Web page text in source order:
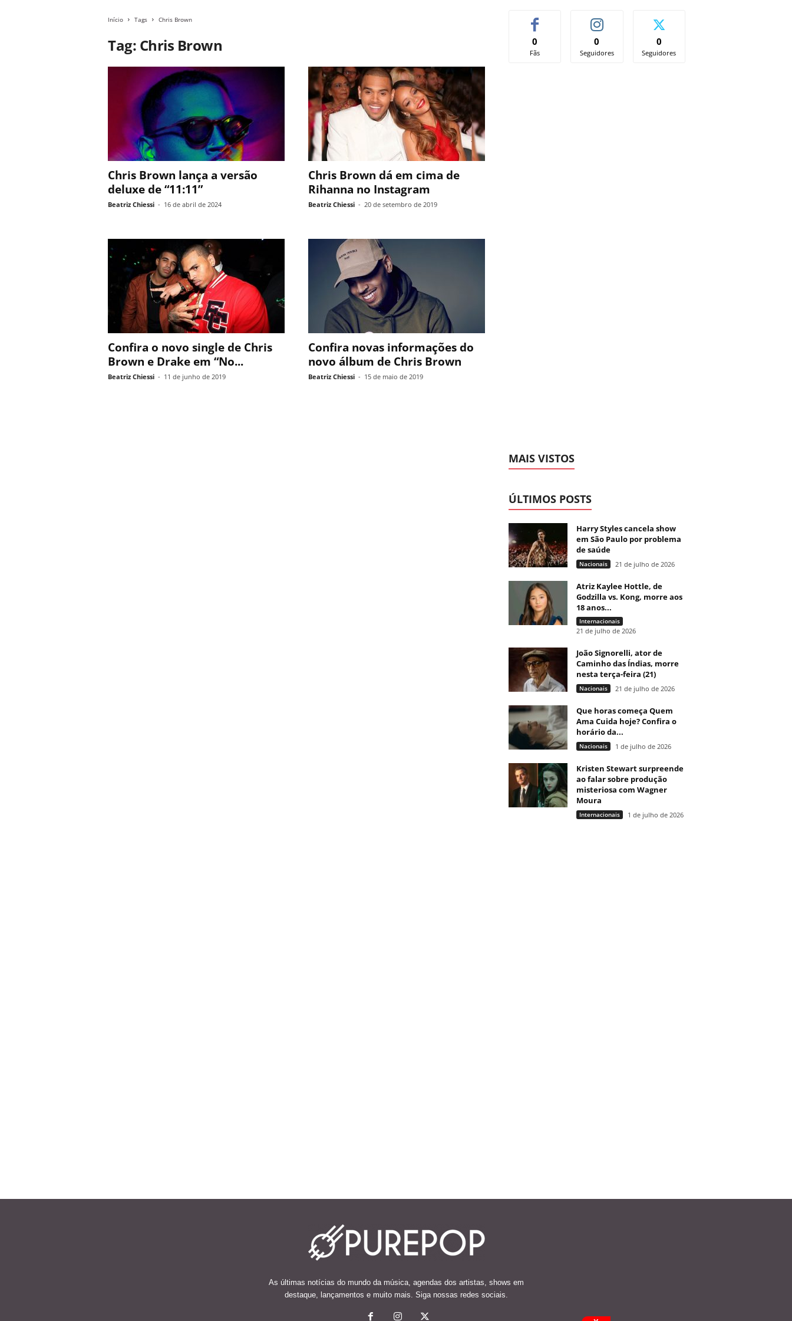
Início Tags Chris Brown
Tag: Chris Brown
Chris Brown lança a versão
deluxe de “11:11”
Beatriz Chiessi - 16 de abril de 2024
Chris Brown dá em cima de
Rihanna no Instagram
Beatriz Chiessi - 20 de setembro de 2019
Confira o novo single de Chris
Brown e Drake em “No...
Beatriz Chiessi - 11 de junho de 2019
Confira novas informações do
novo álbum de Chris Brown
Beatriz Chiessi - 15 de maio de 2019
0
Fãs
0
Seguidores
0
Seguidores
MAIS VISTOS
ÚLTIMOS POSTS
Harry Styles cancela show
em São Paulo por problema
de saúde
Nacionais 21 de julho de 2026
Atriz Kaylee Hottle, de
Godzilla vs. Kong, morre aos
18 anos...
Internacionais
21 de julho de 2026
João Signorelli, ator de
Caminho das Índias, morre
nesta terça-feira (21)
Nacionais 21 de julho de 2026
Que horas começa Quem
Ama Cuida hoje? Confira o
horário da...
Nacionais 1 de julho de 2026
Kristen Stewart surpreende
ao falar sobre produção
misteriosa com Wagner
Moura
Internacionais 1 de julho de 2026
As últimas notícias do mundo da música, agendas dos artistas, shows em
destaque, lançamentos e muito mais. Siga nossas redes sociais.